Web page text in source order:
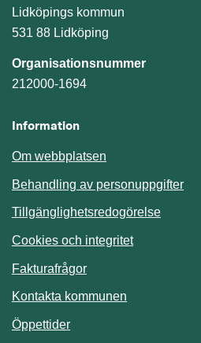
Lidköpings kommun
531 88 Lidköping
Organisationsnummer
212000-1694
Information
Om webbplatsen
Behandling av personuppgifter
Tillgänglighetsredogörelse
Cookies och integritet
Fakturafrågor
Kontakta kommunen
Öppettider